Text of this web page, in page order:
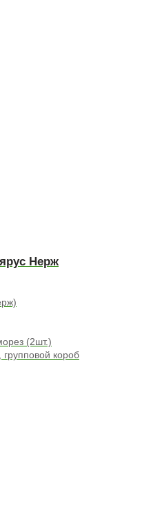
Нерж
(2шт.)
групповой короб